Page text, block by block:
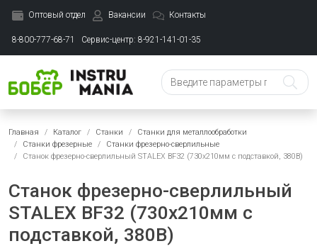
Оптовый отдел Вакансии Контакты
8-800-777-68-71 Сервис-центр: 8-921-141-01-35
Главная Каталог Станки
Станки для металлообработки
Станки фрезерные
Станки фрезерно-сверлильные
Станок фрезерно-сверлильный STALEX BF32 (730х210мм с подставкой, 380В)
Станок фрезерно-сверлильный
STALEX BF32 (730х210мм с
подставкой, 380В)